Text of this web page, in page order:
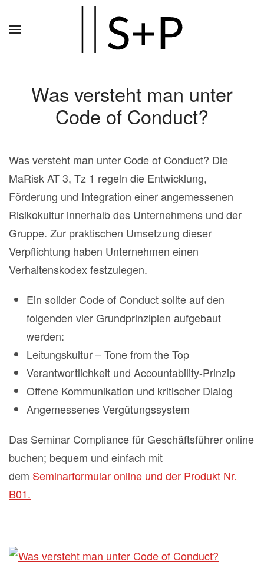
Was versteht man unter
Code of Conduct?
Was versteht man unter Code of Conduct? Die
MaRisk AT 3, Tz 1 regeln die Entwicklung,
Förderung und Integration einer angemessenen
Risikokultur innerhalb des Unternehmens und der
Gruppe. Zur praktischen Umsetzung dieser
Verpflichtung haben Unternehmen einen
Verhaltenskodex festzulegen.
Ein solider Code of Conduct sollte auf den
folgenden vier Grundprinzipien aufgebaut
werden:
Leitungskultur – Tone from the Top
Verantwortlichkeit und Accountability-Prinzip
Offene Kommunikation und kritischer Dialog
Angemessenes Vergütungssystem
Das Seminar Compliance für Geschäftsführer online
buchen; bequem und einfach mit
dem Seminarformular online und der Produkt Nr.
B01.